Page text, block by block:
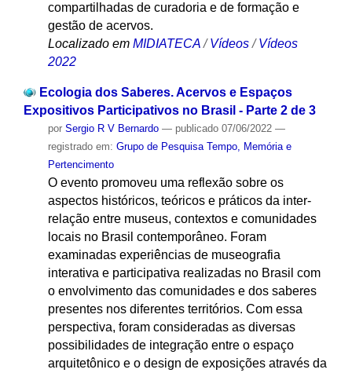
compartilhadas de curadoria e de formação e
gestão de acervos.
Localizado em MIDIATECA /Vídeos /Vídeos
2022
Ecologia dos Saberes. Acervos e Espaços
Expositivos Participativos no Brasil - Parte 2 de 3
por Sergio R V Bernardo — publicado07/06/2022 —
registrado em: Grupo de Pesquisa Tempo, Memória e
Pertencimento
O evento promoveu uma reflexão sobre os
aspectos históricos, teóricos e práticos da inter-
relação entre museus, contextos e comunidades
locais no Brasil contemporâneo. Foram
examinadas experiências de museografia
interativa e participativa realizadas no Brasil com
o envolvimento das comunidades e dos saberes
presentes nos diferentes territórios. Com essa
perspectiva, foram consideradas as diversas
possibilidades de integração entre o espaço
arquitetônico e o design de exposições através da